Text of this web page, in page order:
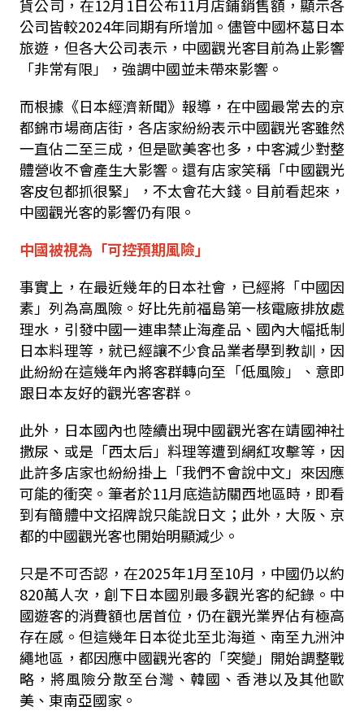
貨公司，在12月 1日公布11月店鋪銷售額，顯示各
公司皆較2024年同期有所增加。儘管中國杯葛日本
旅遊，但各大公司表示，中國觀光客目前為止影響
「非常有限」，強調中國並未帶來影響。
而根據《日本經濟新聞》報導，在中國最常去的京
都錦市場商店街，各店家紛紛表示中國觀光客雖然
一直佔二至三成，但是歐美客也多，中客減少對整
體營收不會產生大影響。還有店家笑稱「中國觀光
客皮包都抓很緊」，不太會花大錢。目前看起來，
中國觀光客的影響仍有限。
中國被視為「可控預期風險」
事實上，在最近幾年的日本社會，已經將「中國因
素」列為高風險。好比先前福島第一核電廠排放處
理水，引發中國一連串禁止海產品、國內大幅抵制
日本料理等，就已經讓不少食品業者學到教訓，因
此紛紛在這幾年內將客群轉向至「低風險」、意即
跟日本友好的觀光客客群。
此外，日本國內也陸續出現中國觀光客在靖國神社
撒尿、或是「西太后」料理等遭到網紅攻擊等，因
此許多店家也紛紛掛上「我們不會說中文」來因應
可能的衝突。筆者於11月底造訪關西地區時，即看
到有簡體中文招牌說只能說日文；此外，大阪、京
都的中國觀光客也開始明顯減少。
只是不可否認，在2025年1月至10月，中國仍以約
820萬人次，創下日本國別最多觀光客的紀錄。中
國遊客的消費額也居首位，仍在觀光業界佔有極高
存在感。但這幾年日本從北至北海道、南至九洲沖
繩地區，都因應中國觀光客的「突變」開始調整戰
略，將風險分散至台灣、韓國、香港以及其他歐
美、東南亞國家。